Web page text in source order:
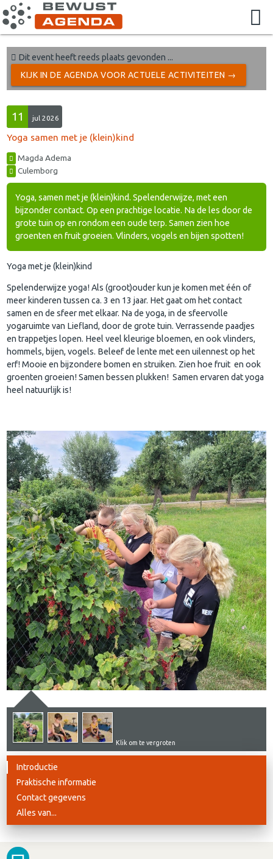
Dit event heeft reeds plaats gevonden ...
KIJK IN DE AGENDA VOOR ACTUELE ACTIVITEITEN →
11 jul 2026
Yoga samen met je (klein)kind
Magda Adema
Culemborg
Yoga, samen met je (klein)kind. Spelenderwijze, met een
bijzonder contact. Op een prachtige locatie. Na de les door de
grote tuin op en rondom een oude terp. Samen zien hoe
groenten en fruit groeien. Vlinders, vogels en bijen spotten!
Yoga met je (klein)kind
Spelenderwijze yoga! Als (groot)ouder kun je komen met één of
meer kinderen tussen ca. 3 en 13 jaar. Het gaat om het contact
samen en de sfeer met elkaar. Na de yoga, in de sfeervolle
yogaruimte van Liefland, door de grote tuin. Verrassende paadjes
en trappetjes lopen. Heel veel kleurige bloemen, en ook vlinders,
hommels, bijen, vogels. Beleef de lente met een uilennest op het
erf! Mooie en bijzondere bomen en struiken. Zien hoe fruit en ook
groenten groeien! Samen bessen plukken! Samen ervaren dat yoga
heel natuurlijk is!
Klik om te vergroten
Introductie
Praktische informatie
Contact gegevens
Alles van...